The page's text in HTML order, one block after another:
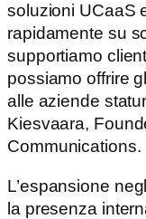
soluzioni UCaaS
rapidamente su
supportiamo
possiamo offrire
alle aziende
Kiesvaara,
Communications.
L’espansione
la presenza